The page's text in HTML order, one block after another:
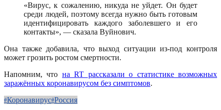
«Вирус, к сожалению, никуда не уйдет. Он будет
среди людей, поэтому всегда нужно быть готовым
идентифицировать каждого заболевшего и его
контакты», — сказала Вуйнович.
Она также добавила, что выход ситуации из-под контроля
может грозить ростом смертности.
Напомним, что на RT рассказали о статистике возможных
заражённых коронавирусом без симптомов.
Коронавирус Россия